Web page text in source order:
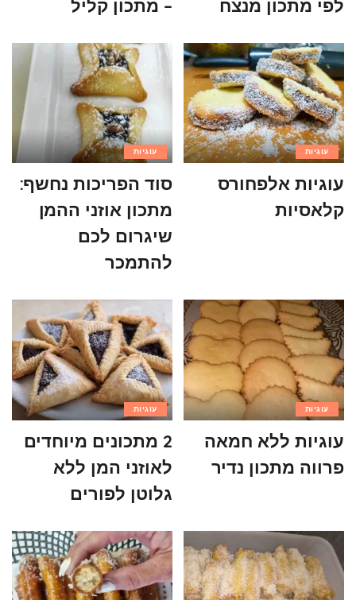
לפי מתכון מנצח – מתכון קליל
עוגיות
עוגיות אלפחורס
קלאסיות
עוגיות
סוד הפריכות נחשף:
מתכון אוזני ההמן
שיגרום לכם
להתמכר
עוגיות
עוגיות ללא חמאה
פרווה מתכון נדיר
עוגיות
2 מתכונים מיוחדים
לאוזני המן ללא
גלוטן לפורים